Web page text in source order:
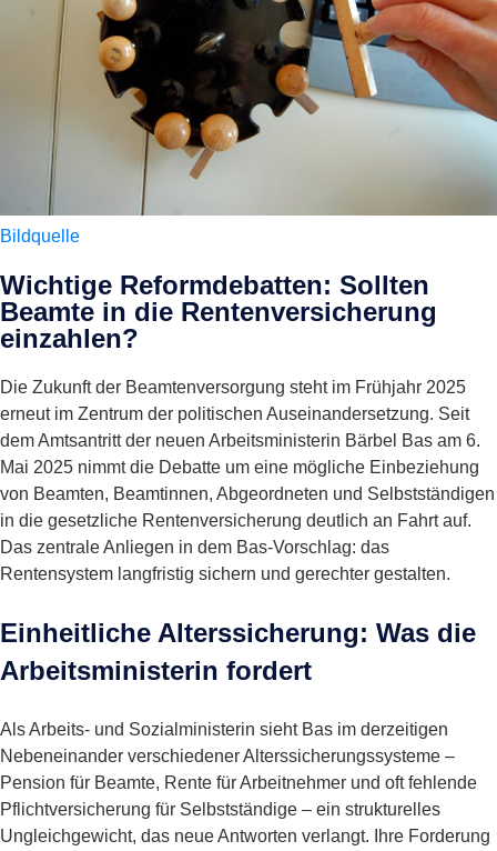
Bildquelle
Wichtige Reformdebatten: Sollten
Beamte in die Rentenversicherung
einzahlen?
Die Zukunft der Beamtenversorgung steht im Frühjahr 2025
erneut im Zentrum der politischen Auseinandersetzung. Seit
dem Amtsantritt der neuen Arbeitsministerin Bärbel Bas am 6.
Mai 2025 nimmt die Debatte um eine mögliche Einbeziehung
von Beamten, Beamtinnen, Abgeordneten und Selbstständigen
in die gesetzliche Rentenversicherung deutlich an Fahrt auf.
Das zentrale Anliegen in dem Bas-Vorschlag: das
Rentensystem langfristig sichern und gerechter gestalten.
Einheitliche Alterssicherung: Was die
Arbeitsministerin fordert
Als Arbeits- und Sozialministerin sieht Bas im derzeitigen
Nebeneinander verschiedener Alterssicherungssysteme –
Pension für Beamte, Rente für Arbeitnehmer und oft fehlende
Pflichtversicherung für Selbstständige – ein strukturelles
Ungleichgewicht, das neue Antworten verlangt. Ihre Forderung